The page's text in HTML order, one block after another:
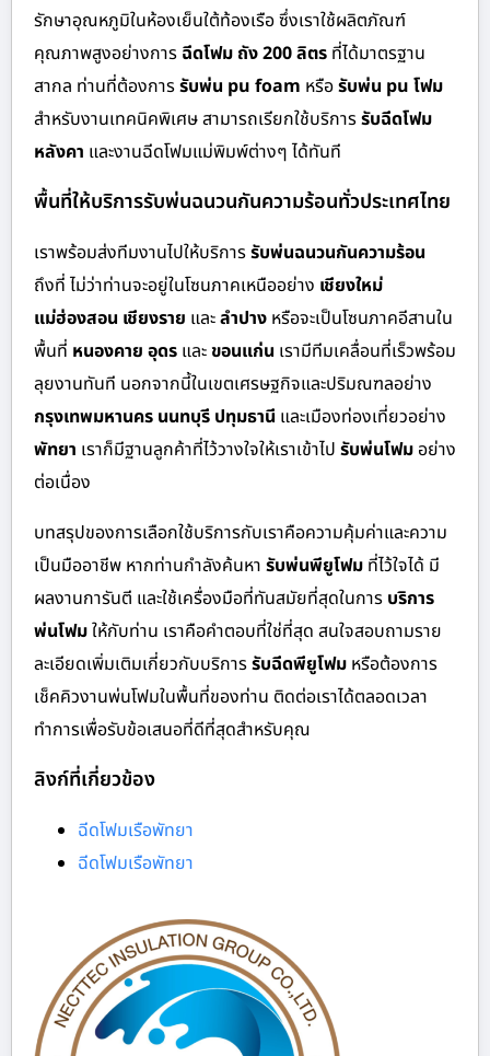
รักษาอุณหภูมิในห้องเย็นใต้ท้องเรือ ซึ่งเราใช้ผลิตภัณฑ์
คุณภาพสูงอย่างการ ฉีดโฟม ถัง 200 ลิตร ที่ได้มาตรฐาน
สากล ท่านที่ต้องการรับพ่น pu foam หรือรับพ่น pu โฟม
สำหรับงานเทคนิคพิเศษ สามารถเรียกใช้บริการรับฉีดโฟม
หลังคา และงานฉีดโฟมแม่พิมพ์ต่างๆ ได้ทันที
พื้นที่ให้บริการรับพ่นฉนวนกันความร้อนทั่วประเทศไทย
เราพร้อมส่งทีมงานไปให้บริการรับพ่นฉนวนกันความร้อน
ถึงที่ ไม่ว่าท่านจะอยู่ในโซนภาคเหนืออย่าง เชียงใหม่
แม่ฮ่องสอน เชียงราย และลำปาง หรือจะเป็นโซนภาคอีสานใน
พื้นที่ หนองคาย อุดร และขอนแก่น เรามีทีมเคลื่อนที่เร็วพร้อม
ลุยงานทันที นอกจากนี้ในเขตเศรษฐกิจและปริมณฑลอย่าง
กรุงเทพมหานคร นนทบุรี ปทุมธานี และเมืองท่องเที่ยวอย่าง
พัทยา เราก็มีฐานลูกค้าที่ไว้วางใจให้เราเข้าไป รับพ่นโฟม อย่าง
ต่อเนื่อง
บทสรุปของการเลือกใช้บริการกับเราคือความคุ้มค่าและความ
เป็นมืออาชีพ หากท่านกำลังค้นหา รับพ่นพียูโฟม ที่ไว้ใจได้ มี
ผลงานการันตี และใช้เครื่องมือที่ทันสมัยที่สุดในการ บริการ
พ่นโฟมให้กับท่าน เราคือคำตอบที่ใช่ที่สุด สนใจสอบถามราย
ละเอียดเพิ่มเติมเกี่ยวกับบริการรับฉีดพียูโฟม หรือต้องการ
เช็คคิวงานพ่นโฟมในพื้นที่ของท่าน ติดต่อเราได้ตลอดเวลา
ทำการเพื่อรับข้อเสนอที่ดีที่สุดสำหรับคุณ
ลิงก์ที่เกี่ยวข้อง
ฉีดโฟมเรือพัทยา
ฉีดโฟมเรือพัทยา